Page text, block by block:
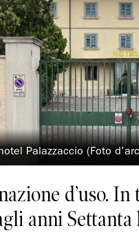
Palazzaccio (Foto
d’uso.
anni Settanta